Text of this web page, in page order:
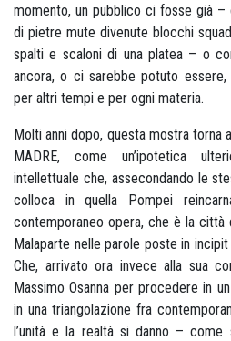
momento, un pubblico ci fosse già –
di pietre mute divenute blocchi
spalti e scaloni di una platea – o
ancora, o ci sarebbe potuto
per altri tempi e per ogni materia.
Molti anni dopo, questa mostra torna
MADRE, come un’ipotetica
intellettuale che, assecondando le
colloca in quella Pompei
contemporaneo opera, che è la città
Malaparte nelle parole poste in
Che, arrivato ora invece alla sua
Massimo Osanna per procedere in
in una triangolazione fra
l’unità e la realtà si danno – come